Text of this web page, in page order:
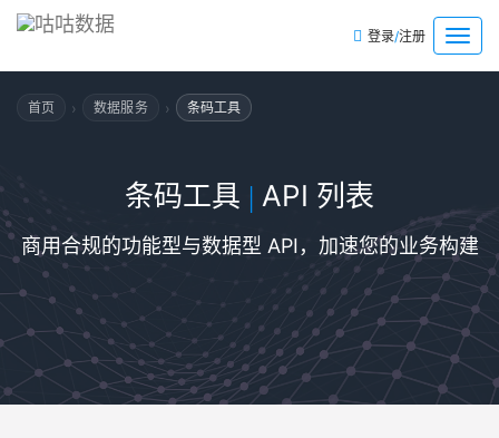
菜
单
登录/注册
首页 › 数据服务 › 条码工具
条码工具 | API 列表
商用合规的功能型与数据型 API，加速您的业务构建